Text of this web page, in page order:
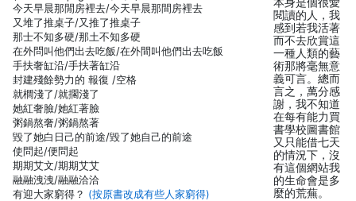
今天早晨那閒房裡去/今天早晨那間房裡去
又堆了推桌子/又推了推桌子
那士不知多硬/那土不知多硬
在外問叫他們出去吃飯/在外間叫他們出去吃飯
手扶奢缸沿/手扶著缸沿
封建殘餘勢力的 報復 /空格
就櫚淺了/就擱淺了
她紅奢臉/她紅著臉
粥鍋熬奢/粥鍋熬著
毀了她白日己的前途/毀了她自己的前途
使問起/便問起
期期艾文/期期艾艾
融融洩洩/融融洽洽
有迎大家窮得？ (按原書改成有些人家窮得)
閱讀的人，我
感到若我活著
而不去欣賞這
一種人類的藝
術那將毫無意
義可言。總而
言之，萬分感
謝，我不知道
在每有能力買
書學校圖書館
又只能借七天
的情況下，沒
有這個網站我
的生命會是多
麼的荒蕪。